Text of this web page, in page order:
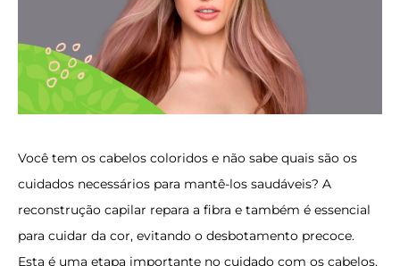
Você tem os cabelos coloridos e não sabe quais são os
cuidados necessários para mantê-los saudáveis? A
reconstrução capilar repara a fibra e também é essencial
para cuidar da cor, evitando o desbotamento precoce.
Esta é uma etapa importante no cuidado com os cabelos,